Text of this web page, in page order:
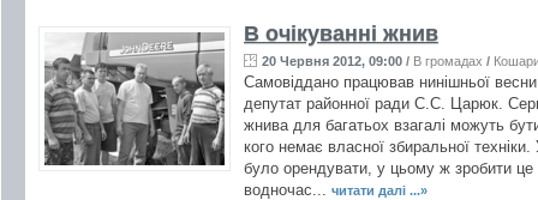
В очікуванні жнив
20 Червня 2012, 09:00 / В громадах /
Самовіддано працював нинішньої
депутат районної ради С.С. Царюк.
жнива для багатьох взагалі можуть
кого немає власної збиральної
було орендувати, у цьому ж зробити
водночас... читати далі ...»